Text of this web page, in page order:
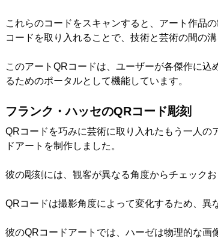
これらのコードをスキャンすると、アート作品
コードを取り入れることで、技術と芸術の間の
このアートQRコードは、ユーザーが各傑作に
るためのポータルとして機能しています。
フランク・ハッセのQRコード彫刻
QRコードを巧みに芸術に取り入れたもう一人
ドアートを制作しました。
彼の彫刻には、観客が異なる角度からチェック
QRコードは撮影角度によって変化するため、異
彼のQRコードアートでは、ハーゼは物理的な